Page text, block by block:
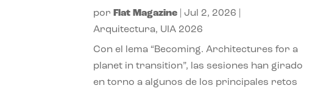
por Flat Magazine Jul 2, 2026
Arquitectura, UIA 2026
Con el lema “Becoming. Architectures for a
planet in transition”, las sesiones han girado
en torno a algunos de los principales retos